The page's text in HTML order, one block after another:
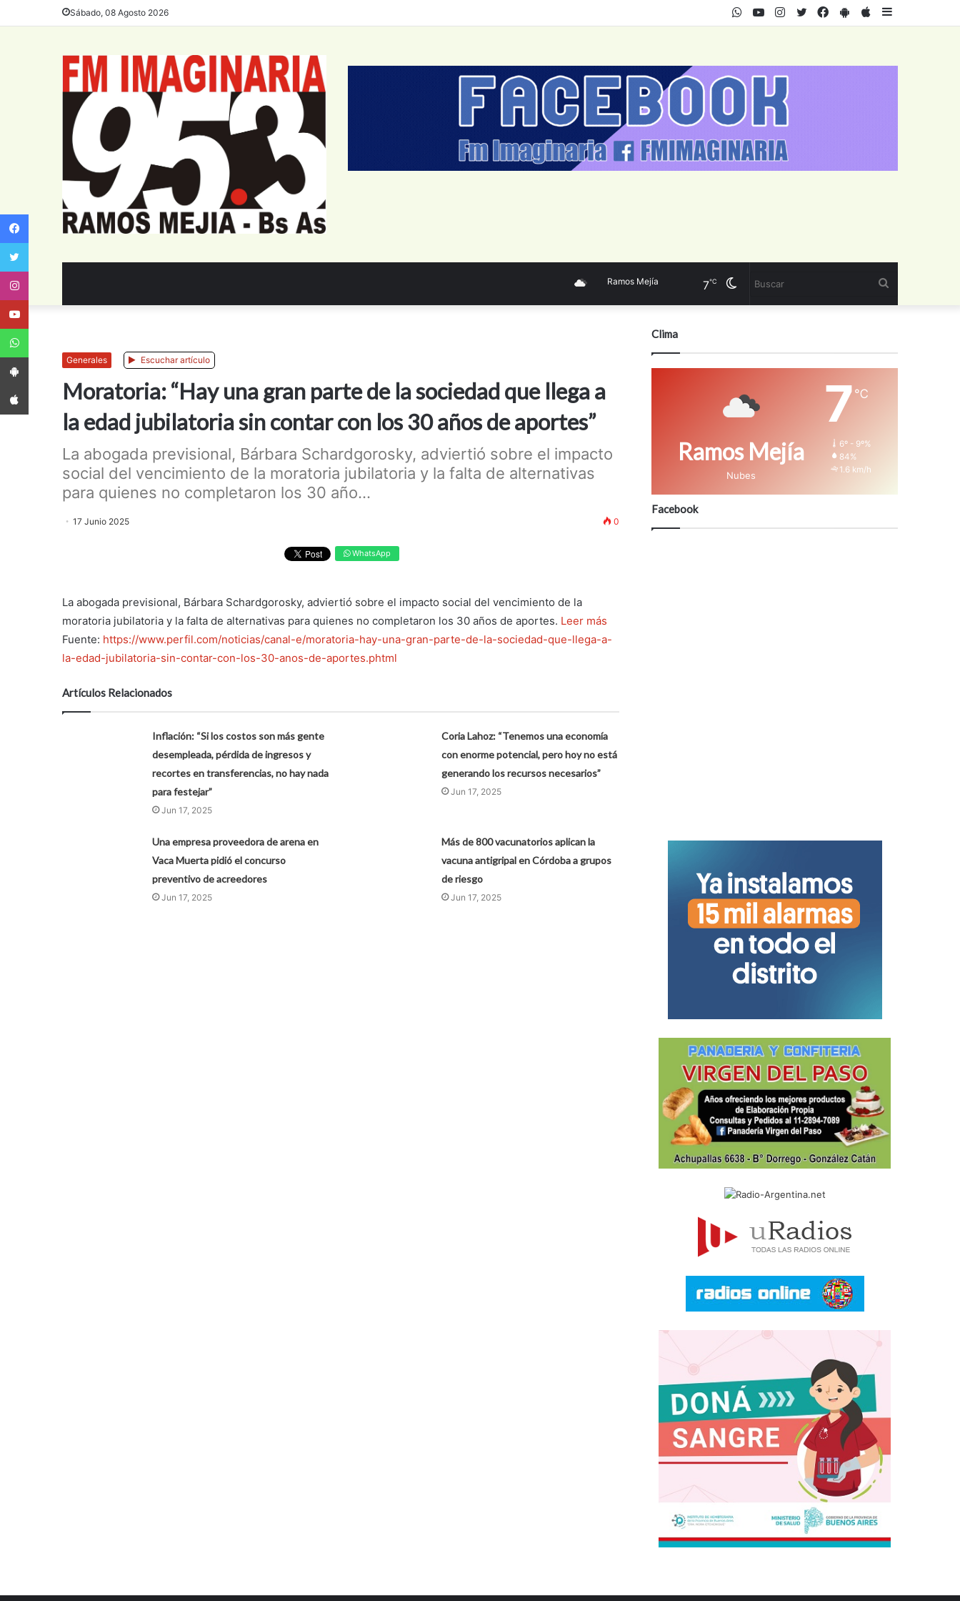
Sábado, 08 Agosto 2026 AppStore
PlayStore
Facebook
Twitter
Instagram
Youtube
WhatsApp
Cambiar
Ramos Mejía 7℃
Generales Escuchar artículo
Moratoria: “Hay una gran parte de la sociedad que llega a
la edad jubilatoria sin contar con los 30 años de aportes”
La abogada previsional, Bárbara Schardgorosky, adviertió sobre el impacto
social del vencimiento de la moratoria jubilatoria y la falta de alternativas
para quienes no completaron los 30 año...
17 Junio 2025 0
WhatsApp
La abogada previsional, Bárbara Schardgorosky, adviertió sobre el impacto social del vencimiento de la
moratoria jubilatoria y la falta de alternativas para quienes no completaron los 30 años de aportes. Leer más
Fuente: https://www.perfil.com/noticias/canal-e/moratoria-hay-una-gran-parte-de-la-sociedad-que-llega-a-
la-edad-jubilatoria-sin-contar-con-los-30-anos-de-aportes.phtml
Artículos Relacionados
Inflación: “Si los costos son más gente
desempleada, pérdida de ingresos y
recortes en transferencias, no hay nada
para festejar”
Jun 17, 2025
Coria Lahoz: “Tenemos una economía
con enorme potencial, pero hoy no está
generando los recursos necesarios”
Jun 17, 2025
Una empresa proveedora de arena en
Vaca Muerta pidió el concurso
preventivo de acreedores
Jun 17, 2025
Más de 800 vacunatorios aplican la
vacuna antigripal en Córdoba a grupos
de riesgo
Jun 17, 2025
Clima
Ramos Mejía
Nubes
7 ℃
6º - 9º%
84%
1.6 km/h
Facebook
Facebook
App Android